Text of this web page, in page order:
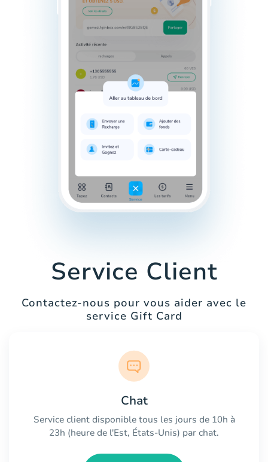
Service Client
Contactez-nous pour vous aider avec le
service Gift Card
Chat
Service client disponible tous les jours de 10h à
23h (heure de l'Est, États-Unis) par chat.